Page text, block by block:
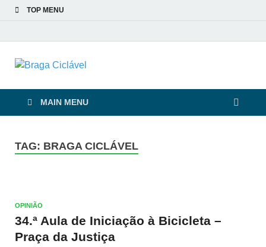
TOP MENU
Braga Ciclável
MAIN MENU
TAG: BRAGA CICLÁVEL
OPINIÃO
34.ª Aula de Iniciação à Bicicleta –
Praça da Justiça